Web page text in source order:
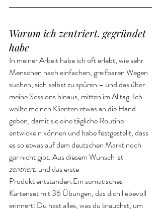
Warum ich zentriert. gegründet
habe
In meiner Arbeit habe ich oft erlebt, wie sehr
Menschen nach einfachen, greifbaren Wegen
suchen, sich selbst zu spüren – und das über
meine Sessions hinaus, mitten im Alltag. Ich
wollte meinen Klienten etwas an die Hand
geben, damit sie eine tägliche Routine
entwickeln können und habe festgestellt, dass
es so etwas auf dem deutschen Markt noch
gar nicht gibt. Aus diesem Wunsch ist
zentriert. und das erste
Produkt entstanden.Ein somatisches
Kartenset mit 36 Übungen, das dich liebevoll
erinnert: Du hast alles, was du brauchst, um